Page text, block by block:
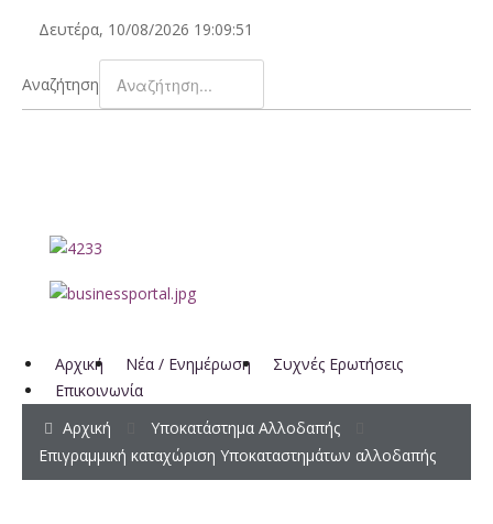
Δευτέρα, 10/08/2026 19:09:52
Αναζήτηση
Αρχική Νέα / Ενημέρωση
Συχνές Ερωτήσεις
Επικοινωνία
Αρχική
Υποκατάστημα Αλλοδαπής
Επιγραμμική καταχώριση Υποκαταστημάτων αλλοδαπής